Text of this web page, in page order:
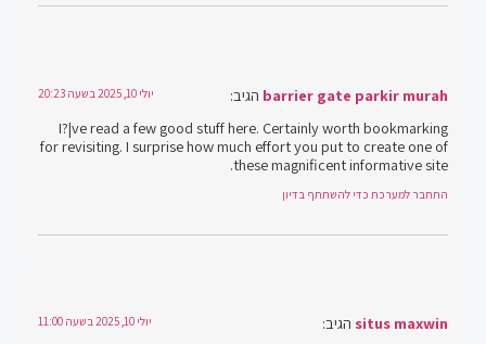
barrier gate parkir murah הגיב: יולי 10, 2025 בשעה 20:23
I?¦ve read a few good stuff here. Certainly worth bookmarking
for revisiting. I surprise how much effort you put to create one of
these magnificent informative site.
התחבר למערכת כדי להשתתף בדיון
situs maxwin הגיב: יולי 10, 2025 בשעה 11:00